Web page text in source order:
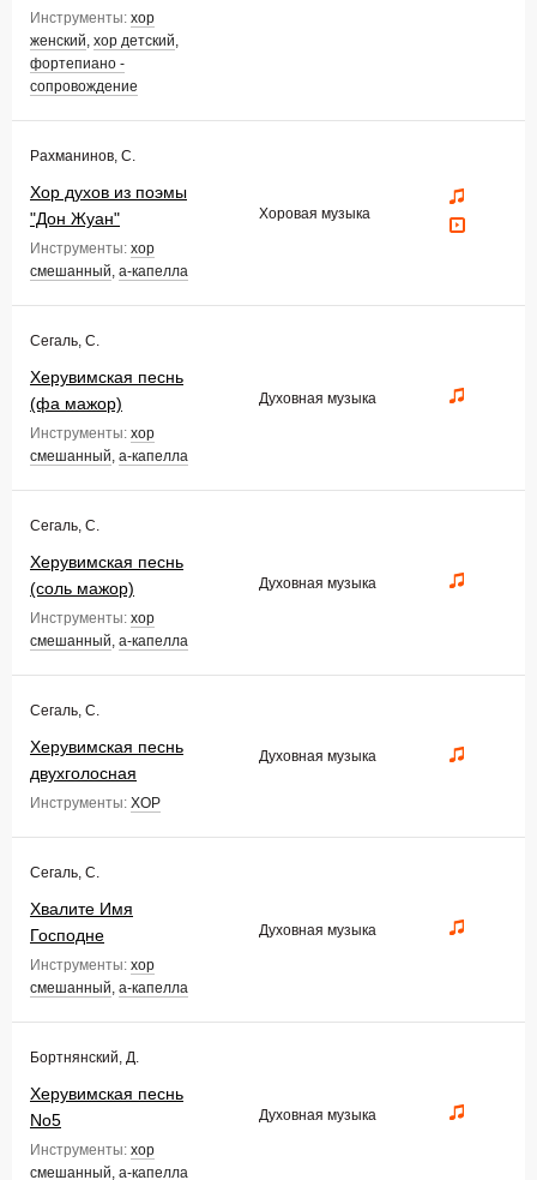
Инструменты: хор
женский, хор детский,
фортепиано -
сопровождение
Рахманинов, С.
Хор духов из поэмы
"Дон Жуан"
Инструменты: хор
смешанный, а-капелла
Хоровая музыка
Сегаль, С.
Херувимская песнь
(фа мажор)
Инструменты: хор
смешанный, а-капелла
Духовная музыка
Сегаль, С.
Херувимская песнь
(соль мажор)
Инструменты: хор
смешанный, а-капелла
Духовная музыка
Сегаль, С.
Херувимская песнь
двухголосная
Инструменты: ХОР
Духовная музыка
Сегаль, С.
Хвалите Имя
Господне
Инструменты: хор
смешанный, а-капелла
Духовная музыка
Бортнянский, Д.
Херувимская песнь
No5
Инструменты: хор
смешанный, а-капелла
Духовная музыка